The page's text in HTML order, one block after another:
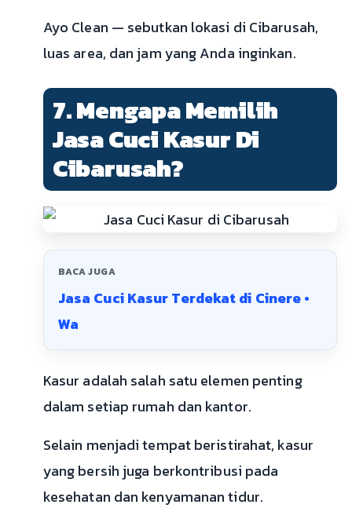
Ayo Clean — sebutkan lokasi di Cibarusah,
luas area, dan jam yang Anda inginkan.
7. Mengapa Memilih
Jasa Cuci Kasur Di
Cibarusah?
BACA JUGA
Jasa Cuci Kasur Terdekat di Cinere •
Wa
Kasur adalah salah satu elemen penting
dalam setiap rumah dan kantor.
Selain menjadi tempat beristirahat, kasur
yang bersih juga berkontribusi pada
kesehatan dan kenyamanan tidur.